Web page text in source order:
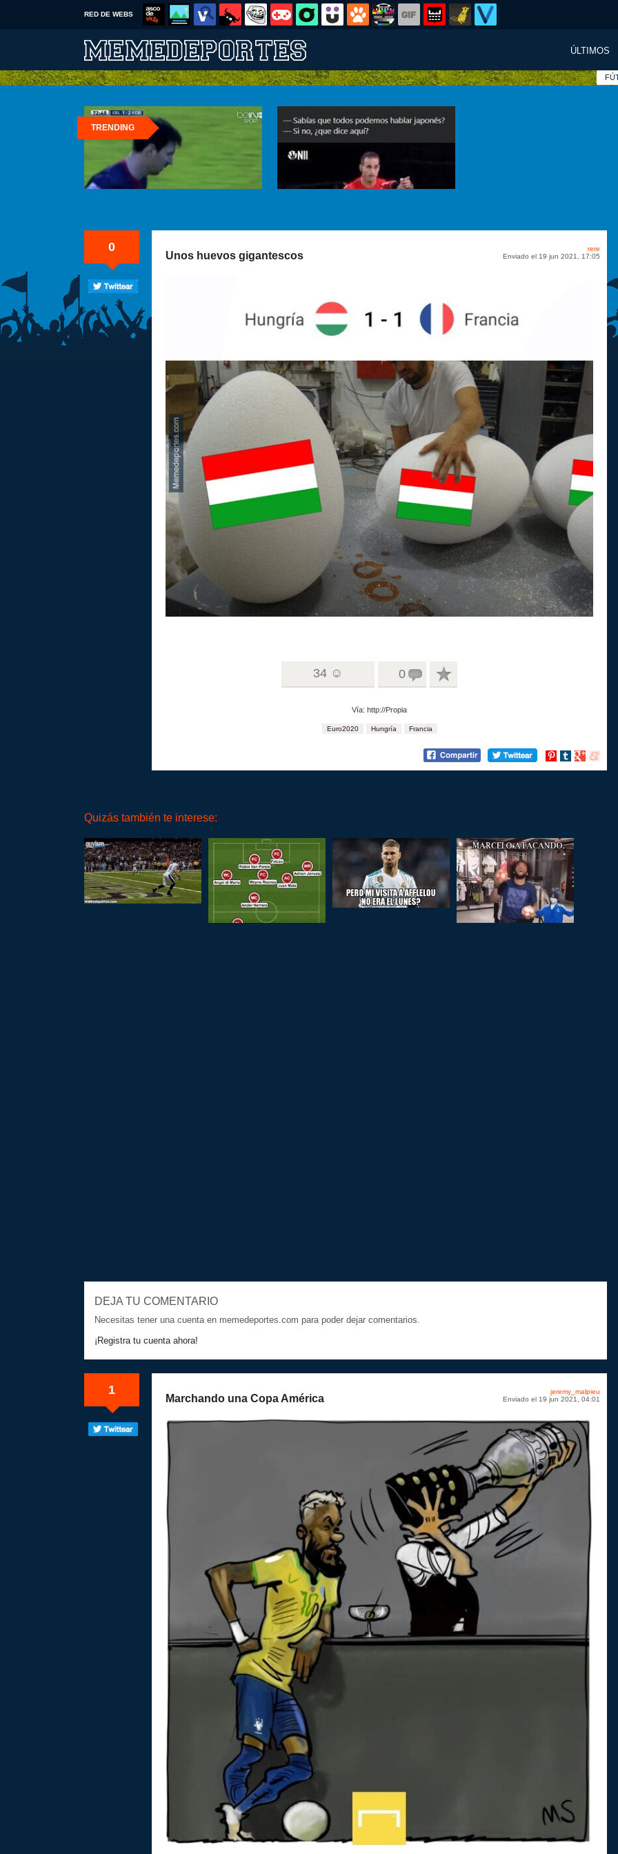
RED DE WEBS
ÚLTIMOS
TRENDING
0
rere
Enviado el 19 jun 2021, 17:05
Unos huevos gigantescos
34 ☺ 0
Vía: http://Propia
Euro2020 Hungría Francia
Compartir
Compartir
Compartir
Quizás también te interese:
DEJA TU COMENTARIO
Necesitas tener una cuenta en memedeportes.com para poder dejar comentarios.
¡Registra tu cuenta ahora!
1
jeremy_malpieu
Enviado el 19 jun 2021, 04:01
Marchando una Copa América